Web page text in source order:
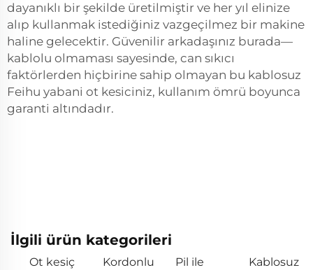
dayanıklı bir şekilde üretilmiştir ve her yıl elinize
alıp kullanmak istediğiniz vazgeçilmez bir makine
haline gelecektir. Güvenilir arkadaşınız burada—
kablolu olmaması sayesinde, can sıkıcı
faktörlerden hiçbirine sahip olmayan bu kablosuz
Feihu yabani ot kesiciniz, kullanım ömrü boyunca
garanti altındadır.
İlgili ürün kategorileri
Ot kesiç
Kordonlu
Pil ile
Kablosuz